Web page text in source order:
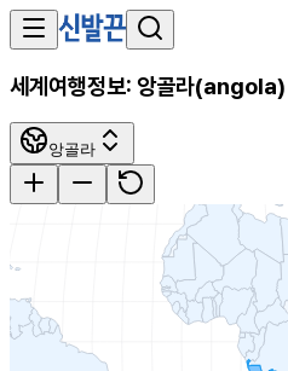
세계여행정보: 앙골라(angola)
앙골라